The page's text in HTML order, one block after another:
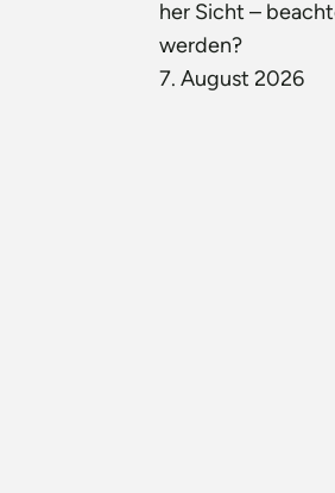
her Sicht –
werden?
7. August 2026